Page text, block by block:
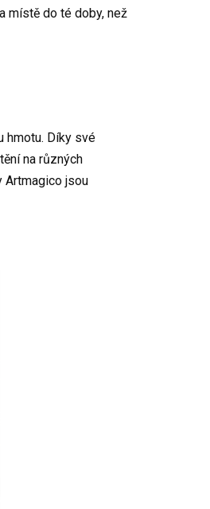
místě do té doby, než
hmotu. Díky své
na různých
Artmagico jsou